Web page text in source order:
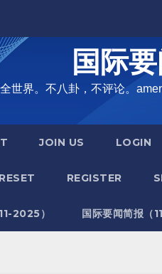
国际
世界。不八卦，不评论。
JOIN US LOGIN
REGISTER
2025） 国际要闻简报（